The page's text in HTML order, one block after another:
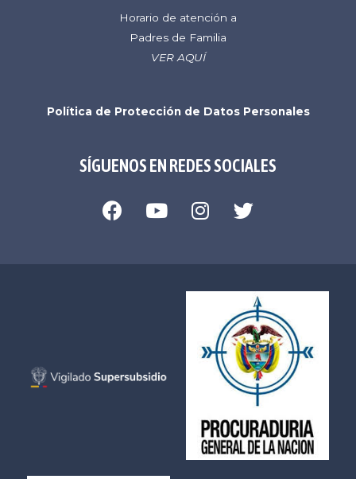
Horario de atención a
Padres de Familia
VER AQUÍ
Política de Protección de Datos Personales
SÍGUENOS EN REDES SOCIALES